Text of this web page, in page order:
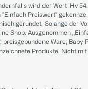
wird der Wert iHv
"Einfach Preiswert"
gerundet. Solange der
Shop. Ausgenommen
preisgebundene Ware,
Produkte. Nicht